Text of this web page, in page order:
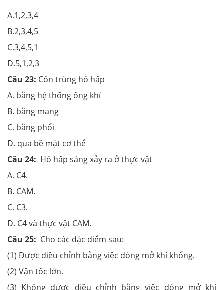
A.1,2,3,4
B.2,3,4,5
C.3,4,5,1
D.5,1,2,3
Câu 23: Côn trùng hô hấp
A. bằng hệ thống ống khí
B. bằng mang
C. bằng phổi
D. qua bề mặt cơ thể
Câu 24: Hô hấp sáng xảy ra ở thực vật
A. C4.
B. CAM.
C. C3.
D. C4 và thực vật CAM.
Câu 25: Cho các đặc điểm sau:
(1) Được điều chỉnh bằng việc đóng mở khí khổng.
(2) Vận tốc lớn.
(3) Không được điều chỉnh bằng việc đóng mở khí